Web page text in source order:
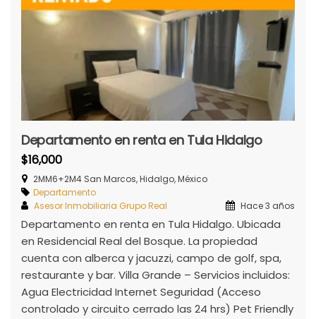
Departamento en renta en Tula Hidalgo
$16,000
2MM6+2M4 San Marcos, Hidalgo, México
Departamento
Asesor Inmobiliaria Grupo Real
Hace 3 años
Departamento en renta en Tula Hidalgo. Ubicada
en Residencial Real del Bosque. La propiedad
cuenta con alberca y jacuzzi, campo de golf, spa,
restaurante y bar. Villa Grande – Servicios incluidos:
Agua Electricidad Internet Seguridad (Acceso
controlado y circuito cerrado las 24 hrs) Pet Friendly